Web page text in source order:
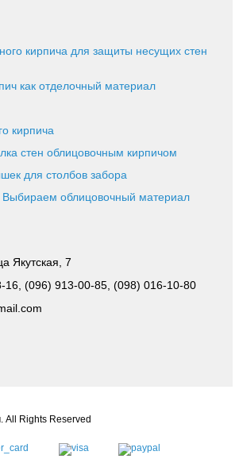
кирпича для защиты несущих стен
как отделочный материал
кирпича
стен облицовочным кирпичом
для столбов забора
Выбираем облицовочный материал
Якутская, 7
16, (096) 913-00-85, (098) 016-10-80
All Rights Reserved